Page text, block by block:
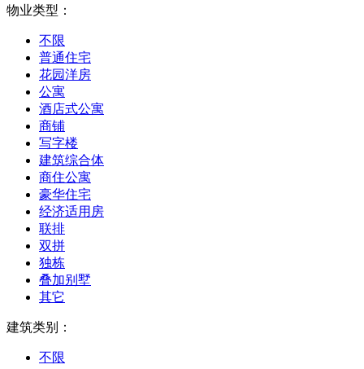
物业类型：
不限
普通住宅
花园洋房
公寓
酒店式公寓
商铺
写字楼
建筑综合体
商住公寓
豪华住宅
经济适用房
联排
双拼
独栋
叠加别墅
其它
建筑类别：
不限